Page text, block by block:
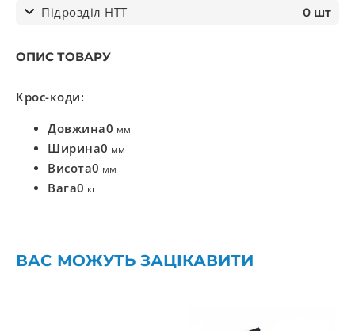
Підрозділ НТТ 0 шт
ОПИС ТОВАРУ
Крос-коди:
Довжина0 мм
Ширина0 мм
Висота0 мм
Вага0 кг
ВАС МОЖУТЬ ЗАЦІКАВИТИ